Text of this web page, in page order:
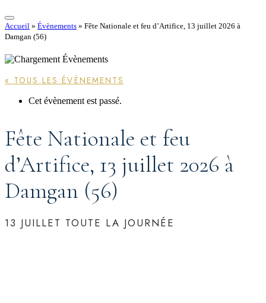
Accueil » Évènements » Fête Nationale et feu d’Artifice, 13 juillet 2026 à
Damgan (56)
« TOUS LES ÉVÈNEMENTS
Cet évènement est passé.
Fête Nationale et feu
d’Artifice, 13 juillet 2026 à
Damgan (56)
13 JUILLET TOUTE LA JOURNÉE